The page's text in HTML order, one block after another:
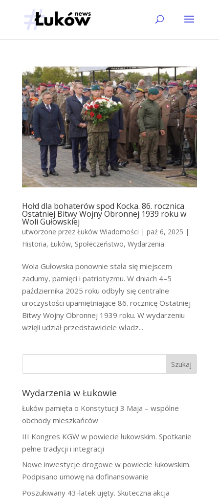
Hołd dla bohaterów spod Kocka. 86. rocznica
Ostatniej Bitwy Wojny Obronnej 1939 roku w
Woli Gułowskiej
utworzone przez Łuków Wiadomości | paź 6, 2025 |
Historia, Łuków, Społeczeństwo, Wydarzenia
Wola Gułowska ponownie stała się miejscem
zadumy, pamięci i patriotyzmu. W dniach 4–5
października 2025 roku odbyły się centralne
uroczystości upamiętniające 86. rocznicę Ostatniej
Bitwy Wojny Obronnej 1939 roku. W wydarzeniu
wzięli udział przedstawiciele władz...
Szukaj
Wydarzenia w Łukowie
Łuków pamięta o Konstytucji 3 Maja – wspólne
obchody mieszkańców
III Kongres KGW w powiecie łukowskim. Spotkanie
pełne tradycji i integracji
Nowe inwestycje drogowe w powiecie łukowskim.
Podpisano umowę na dofinansowanie
Poszukiwany 43-latek ujęty. Skuteczna akcja